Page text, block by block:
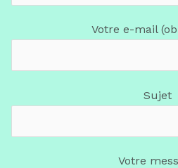
Votre e-mail
Sujet
Votre